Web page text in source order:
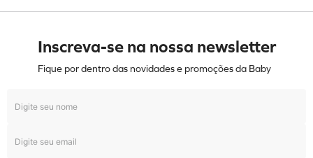
Inscreva-se na nossa newsletter
Fique por dentro das novidades e promoções da Baby